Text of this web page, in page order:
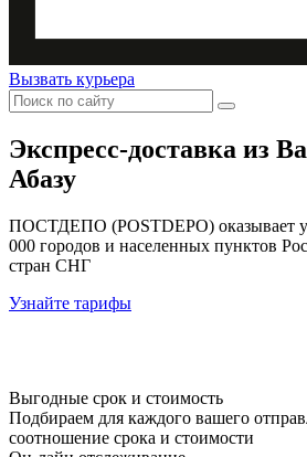
Вызвать курьера
Экспресс-доставка из
Абазу
ПОСТДЕПО (POSTDEPO) оказывает
000 городов и населенных пунктов
стран СНГ
Узнайте тарифы
Выгодные срок и стоимость
Подбираем для каждого вашего
соотношение срока и стоимости